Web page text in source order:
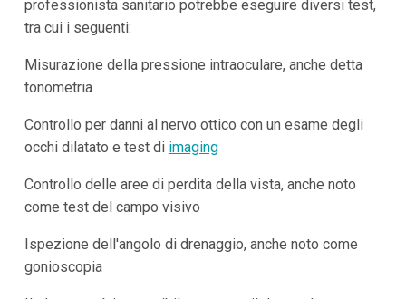
professionista sanitario potrebbe eseguire diversi test,
tra cui i seguenti:
Misurazione della pressione intraoculare, anche detta
tonometria
Controllo per danni al nervo ottico con un esame degli
occhi dilatato e test di imaging
Controllo delle aree di perdita della vista, anche noto
come test del campo visivo
Ispezione dell'angolo di drenaggio, anche noto come
gonioscopia